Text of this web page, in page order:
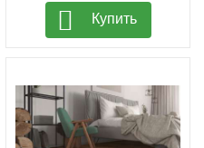
Купить